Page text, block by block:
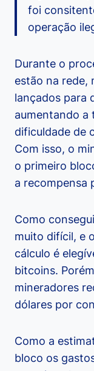
foi
operação
Durante o
estão na rede,
lançados para
aumentando a
dificuldade de
Com isso, o
o primeiro
a recompensa
Como
muito difícil, e
cálculo é
bitcoins.
mineradores
dólares por
Como a
bloco os